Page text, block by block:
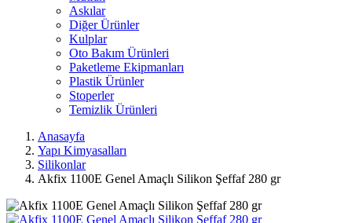
Askılar
Diğer Ürünler
Kulplar
Oto Bakım Ürünleri
Paketleme Ekipmanları
Plastik Ürünler
Stoperler
Temizlik Ürünleri
Anasayfa
Yapı Kimyasalları
Silikonlar
Akfix 1100E Genel Amaçlı Silikon Şeffaf 280 gr